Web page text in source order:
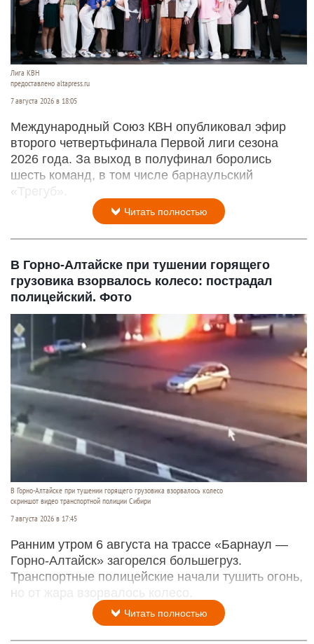
Лига КВН
предоставлено altapress.ru
7 августа 2026 в 18:05
Международный Союз КВН опубликовал эфир
второго четвертьфинала Первой лиги сезона
2026 года. За выход в полуфинал боролись
шесть команд, в том числе барнаульский
«Трегуб».
Читать полностью
В Горно-Алтайске при тушении горящего
грузовика взорвалось колесо: пострадал
полицейский. Фото
В Горно-Алтайске при тушении горящего грузовика взорвалось колесо
скриншот видео транспортной полиции Сибири
7 августа 2026 в 17:45
Ранним утром 6 августа на трассе «Барнаул —
Горно-Алтайск» загорелся большегруз.
Транспортные полицейские начали тушить огонь,
но от жара взорвалось колесо.
Читать полностью